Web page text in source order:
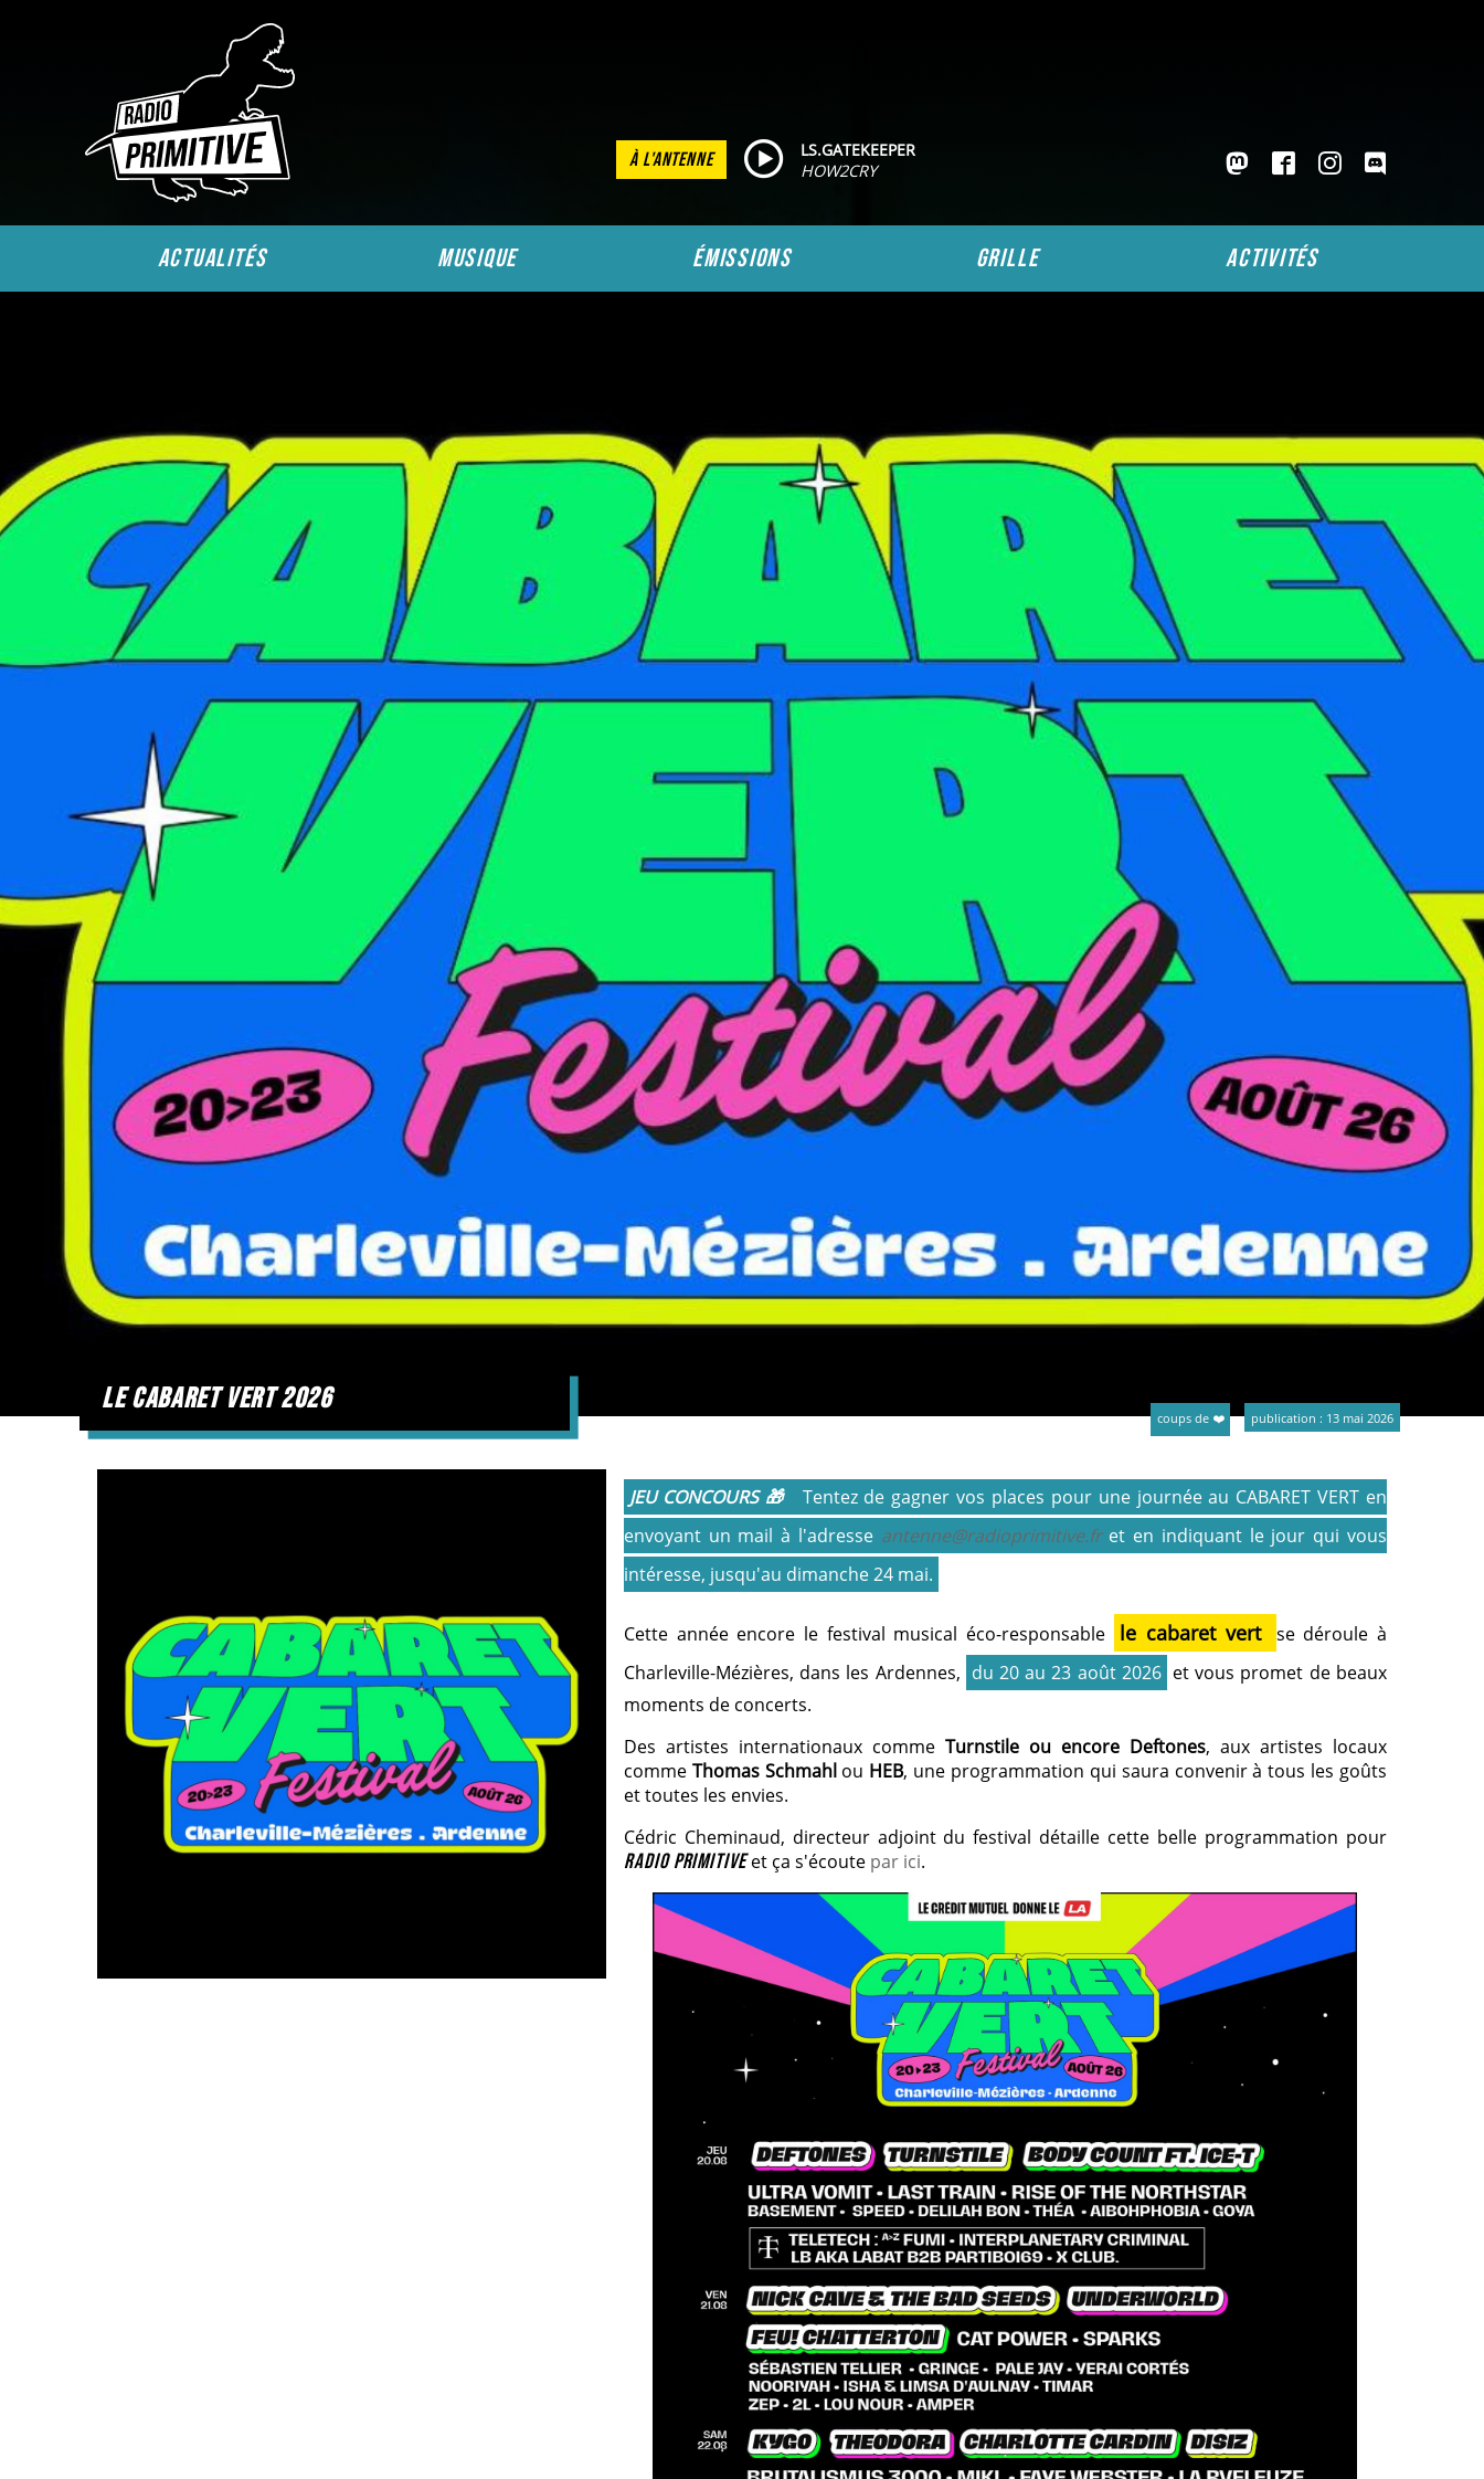
À L'ANTENNE
LS.GATEKEEPER
HOW2CRY
actualités musique émissions grille activités
le cabaret vert 2026
coups de ❤️ publication : 13 mai 2026
JEU CONCOURS 🎁
Tentez de gagner vos places pour une journée au CABARET VERT en
envoyant un mail à l'adresse antenne@radioprimitive.fret en indiquant le jour qui vous
intéresse, jusqu'au dimanche 24 mai.
Cette année encore le festival musical éco-responsable le cabaret vert se déroule à
Charleville-Mézières, dans les Ardennes, du 20 au 23 août 2026 et vous promet de beaux
moments de concerts.
Des artistes internationaux comme Turnstile ou encore Deftones, aux artistes locaux
comme Thomas Schmahlou HEB, une programmation qui saura convenir à tous les goûts
et toutes les envies.
Cédric Cheminaud, directeur adjoint du festival détaille cette belle programmation pour
RADIO PRIMITIVEet ça s'écoute par ici.